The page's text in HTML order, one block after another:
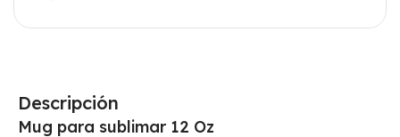
Descripción
Mug para sublimar 12 Oz